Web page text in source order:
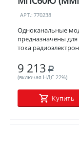
АРТ.: 770238
Одноканальные
предназначены
тока
9 213 Р
(включая НДС 22%)
Купить